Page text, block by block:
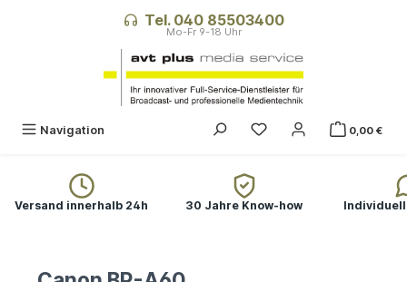
Tel. 040 85503400
Navigation 0,00 €
Versand innerhalb 24h 30 Jahre Know-how